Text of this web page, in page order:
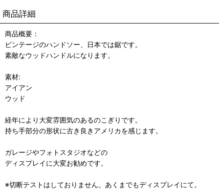
商品詳細
商品概要：
ビンテージのハンドソー、日本では鋸です。
素敵なウッドハンドルになります。
素材:
アイアン
ウッド
経年により大変雰囲気のあるのこぎりです。
持ち手部分の形状に古き良きアメリカを感じます。
ガレージやフォトスタジオなどの
ディスプレイに大変お勧めです。
※切断テストはしておりません。あくまでもディスプレイにて。